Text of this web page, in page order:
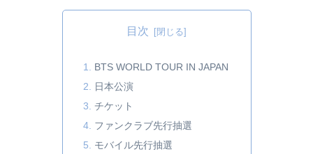
目次
BTS WORLD TOUR IN JAPAN
日本公演
チケット
ファンクラブ先行抽選
モバイル先行抽選